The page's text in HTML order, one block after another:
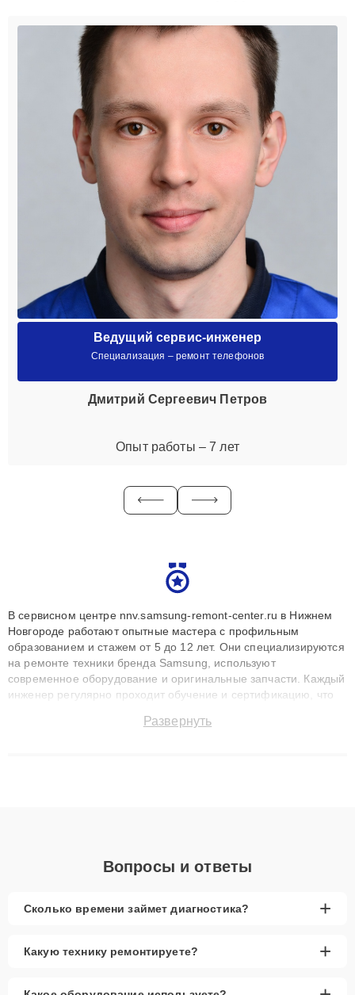
Ведущий сервис-инженер
Специализация – ремонт телефонов
Дмитрий Сергеевич Петров
Опыт работы – 7 лет
В сервисном центре nnv.samsung-remont-center.ru в Нижнем
Новгороде работают опытные мастера с профильным
образованием и стажем от 5 до 12 лет. Они специализируются
на ремонте техники бренда Samsung, используют
современное оборудование и оригинальные запчасти. Каждый
инженер регулярно проходит обучение и сертификацию, что
восстанавливать технику с сохранением гарантии до 3 лет.
Развернуть
Вопросы и ответы
Сколько времени займет диагностика? +
Какую технику ремонтируете? +